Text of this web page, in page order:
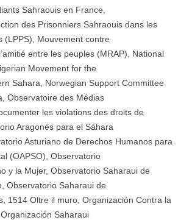
Sahraouis en France,
des Prisonniers Sahraouis dans les
(LPPS), Mouvement contre
entre les peuples (MRAP), National
Movement for the
Sahara, Norwegian Support Committee
Observatoire des Médias
les violations des droits de
Aragonés para el Sáhara
Asturiano de Derechos Humanos para
(OAPSO), Observatorio
y la Mujer, Observatorio Saharaui de
Observatorio Saharaui de
1514 Oltre il muro, Organización Contra la
Saharaui